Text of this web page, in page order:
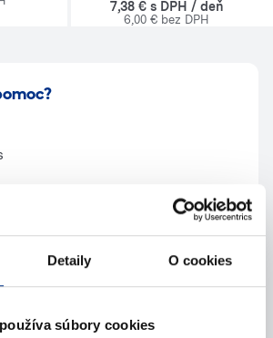
Detaily O cookies
súbory cookies
7,38 € s DPH / deň
6,00 € bez DPH
nám (e-mail)